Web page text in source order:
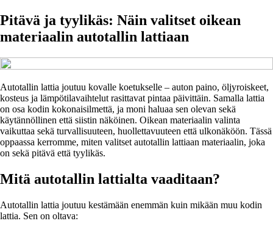
Pitävä ja tyylikäs: Näin valitset oikean
materiaalin autotallin lattiaan
Autotallin lattia joutuu kovalle koetukselle – auton paino, öljyroiskeet,
kosteus ja lämpötilavaihtelut rasittavat pintaa päivittäin. Samalla lattia
on osa kodin kokonaisilmettä, ja moni haluaa sen olevan sekä
käytännöllinen että siistin näköinen. Oikean materiaalin valinta
vaikuttaa sekä turvallisuuteen, huollettavuuteen että ulkonäköön. Tässä
oppaassa kerromme, miten valitset autotallin lattiaan materiaalin, joka
on sekä pitävä että tyylikäs.
Mitä autotallin lattialta vaaditaan?
Autotallin lattia joutuu kestämään enemmän kuin mikään muu kodin
lattia. Sen on oltava: